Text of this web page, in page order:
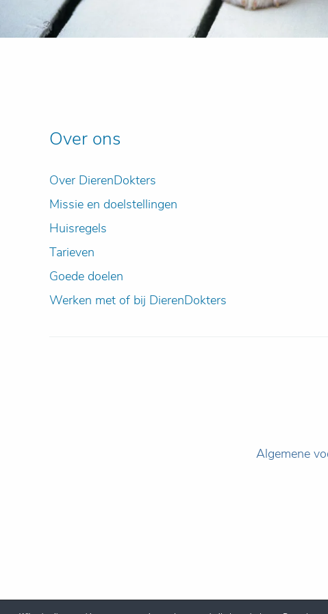
Over ons
Over DierenDokters
Missie en doelstellingen
Huisregels
Tarieven
Goede doelen
Werken met of bij DierenDokters
Algemene